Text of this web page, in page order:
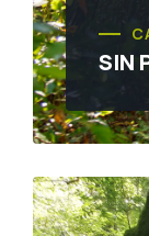
SIN